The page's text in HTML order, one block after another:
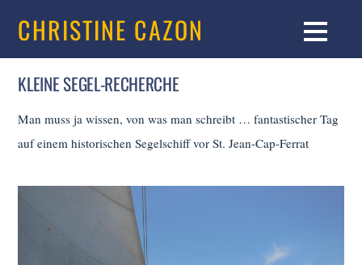
CHRISTINE CAZON
KLEINE SEGEL-RECHERCHE
Man muss ja wissen, von was man schreibt … fantastischer Tag
auf einem historischen Segelschiff vor St. Jean-Cap-Ferrat